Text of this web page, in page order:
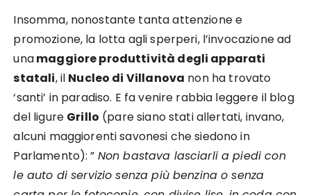
Insomma, nonostante tanta attenzione e
promozione, la lotta agli sperperi, l’invocazione ad
unamaggiore produttività degli apparati
statali, il Nucleo di Villanova non ha trovato
‘santi’ in paradiso. E fa venire rabbia leggere il blog
del ligure Grillo (pare siano stati allertati, invano,
alcuni maggiorenti savonesi che siedono in
Parlamento): ” Non bastava lasciarli a piedi con
le auto di servizio senza più benzina o senza